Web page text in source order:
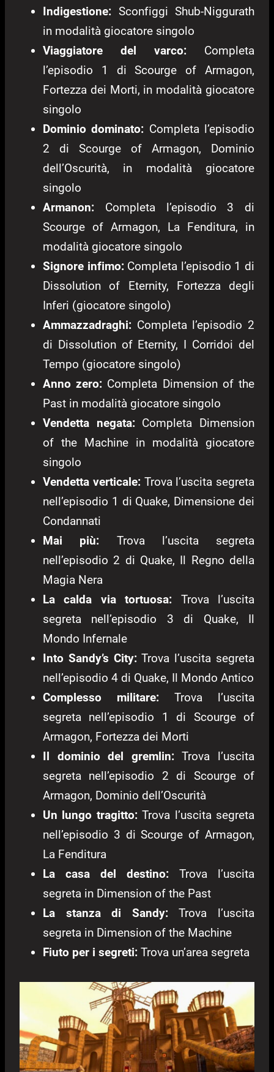
Indigestione: Sconfiggi Shub-Niggurath
in modalità giocatore singolo
Viaggiatore del varco: Completa
l’episodio 1 di Scourge of Armagon,
Fortezza dei Morti, in modalità giocatore
singolo
Dominio dominato: Completa l’episodio
2 di Scourge of Armagon, Dominio
dell’Oscurità, in modalità giocatore
singolo
Armanon: Completa l’episodio 3 di
Scourge of Armagon, La Fenditura, in
modalità giocatore singolo
Signore infimo:Completa l’episodio 1 di
Dissolution of Eternity, Fortezza degli
Inferi (giocatore singolo)
Ammazzadraghi: Completa l’episodio 2
di Dissolution of Eternity, I Corridoi del
Tempo (giocatore singolo)
Anno zero: Completa Dimension of the
Past in modalità giocatore singolo
Vendetta negata:Completa Dimension
of the Machine in modalità giocatore
singolo
Vendetta verticale:Trova l’uscita segreta
nell’episodio 1 di Quake, Dimensione dei
Condannati
Mai più: Trova l’uscita segreta
nell’episodio 2 di Quake, Il Regno della
Magia Nera
La calda via tortuosa: Trova l’uscita
segreta nell’episodio 3 di Quake, Il
Mondo Infernale
Into Sandy’s City:Trova l’uscita segreta
nell’episodio 4 di Quake, Il Mondo Antico
Complesso militare: Trova l’uscita
segreta nell’episodio 1 di Scourge of
Armagon, Fortezza dei Morti
Il dominio del gremlin:Trova l’uscita
segreta nell’episodio 2 di Scourge of
Armagon, Dominio dell’Oscurità
Un lungo tragitto:Trova l’uscita segreta
nell’episodio 3 di Scourge of Armagon,
La Fenditura
La casa del destino: Trova l’uscita
segreta in Dimension of the Past
La stanza di Sandy:Trova l’uscita
segreta in Dimension of the Machine
Fiuto per i segreti: Trova un’area segreta